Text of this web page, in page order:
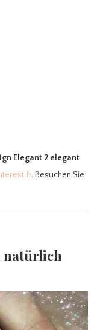
Elegant 2 elegant
. Besuchen Sie
natürlich